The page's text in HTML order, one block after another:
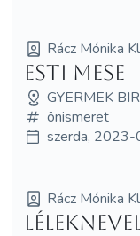
Rácz Mónika
Esti mese
GYERMEK
önismeret
szerda,
Rácz Mónika